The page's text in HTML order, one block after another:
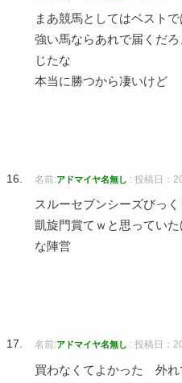
まあ競馬としてはベスト
強い馬ならあれで届くだ
じたな
本当に勝つから凄いけど
名前:アドマイヤ名無し : 投稿日：
スルーセブンシーズびっ
凱旋門賞てｗと思ってい
な陣営
名前:アドマイヤ名無し : 投稿日：
買わなくてよかった 外